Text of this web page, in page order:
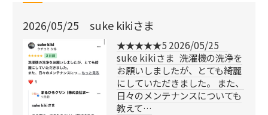
2026/05/25 suke kikiさま
★★★★★5 2026/05/25
suke kikiさま 洗濯機の洗浄を
お願いしましたが、とても綺麗
にしていただきました。 また、
日々のメンテナンスについても
教えて…